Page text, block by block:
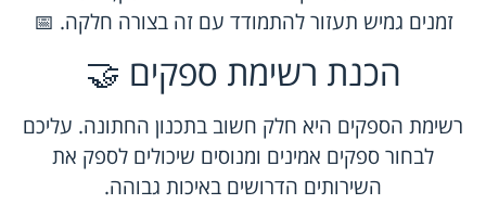
זמנים גמיש תעזור להתמודד עם זה בצורה חלקה. 📅
הכנת רשימת ספקים 🤝
רשימת הספקים היא חלק חשוב בתכנון החתונה. עליכם
לבחור ספקים אמינים ומנוסים שיכולים לספק את
השירותים הדרושים באיכות גבוהה.